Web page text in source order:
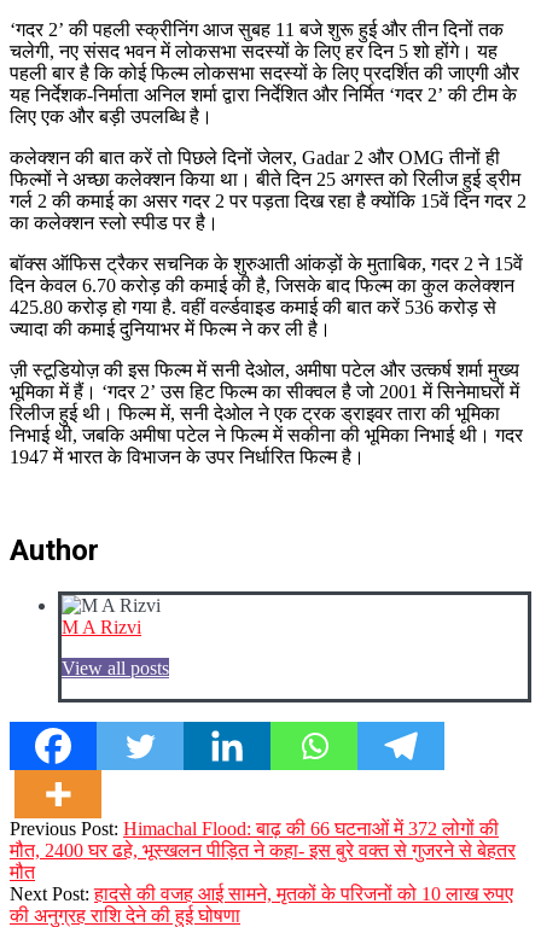
‘गदर 2’ की पहली स्क्रीनिंग आज सुबह 11 बजे शुरू हुई और तीन दिनों तक
चलेगी, नए संसद भवन में लोकसभा सदस्यों के लिए हर दिन 5 शो होंगे। यह
पहली बार है कि कोई फिल्म लोकसभा सदस्यों के लिए प्रदर्शित की जाएगी और
यह निर्देशक-निर्माता अनिल शर्मा द्वारा निर्देशित और निर्मित ‘गदर 2’ की टीम के
लिए एक और बड़ी उपलब्धि है।
कलेक्शन की बात करें तो पिछले दिनों जेलर, Gadar 2 और OMG तीनों ही
फिल्मों ने अच्छा कलेक्शन किया था। बीते दिन 25 अगस्त को रिलीज हुई ड्रीम
गर्ल 2 की कमाई का असर गदर 2 पर पड़ता दिख रहा है क्योंकि 15वें दिन गदर 2
का कलेक्शन स्लो स्पीड पर है।
बॉक्स ऑफिस ट्रैकर सचनिक के शुरुआती आंकड़ों के मुताबिक, गदर 2 ने 15वें
दिन केवल 6.70 करोड़ की कमाई की है, जिसके बाद फिल्म का कुल कलेक्शन
425.80 करोड़ हो गया है. वहीं वर्ल्डवाइड कमाई की बात करें 536 करोड़ से
ज्यादा की कमाई दुनियाभर में फिल्म ने कर ली है।
ज़ी स्टूडियोज़ की इस फिल्म में सनी देओल, अमीषा पटेल और उत्कर्ष शर्मा मुख्य
भूमिका में हैं। ‘गदर 2’ उस हिट फिल्म का सीक्वल है जो 2001 में सिनेमाघरों में
रिलीज हुई थी। फिल्म में, सनी देओल ने एक ट्रक ड्राइवर तारा की भूमिका
निभाई थी, जबकि अमीषा पटेल ने फिल्म में सकीना की भूमिका निभाई थी। गदर
1947 में भारत के विभाजन के उपर निर्धारित फिल्म है।
Author
M A Rizvi
View all posts
2023-
08-
26
Previous Post: Himachal Flood: बाढ़ की 66 घटनाओं में 372 लोगों की
मौत, 2400 घर ढहे, भूस्खलन पीड़ित ने कहा- इस बुरे वक्त से गुजरने से बेहतर
मौत
Next Post:हादसे की वजह आई सामने, मृतकों के परिजनों को 10 लाख रुपए
की अनुग्रह राशि देने की हुई घोषणा